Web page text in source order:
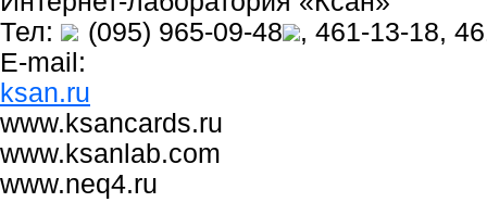
Тел:
(095) 965-09-48
, 461-13-18,
E-mail:
ksan.ru
www.ksancards.ru
www.ksanlab.com
www.neq4.ru